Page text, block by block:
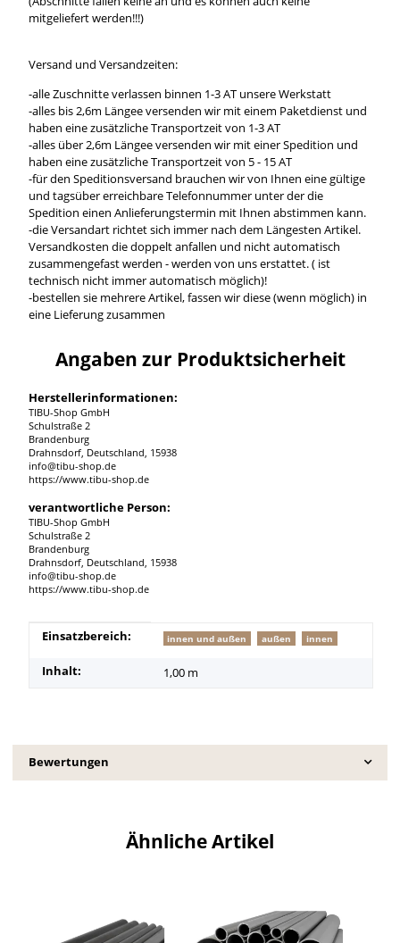
mitgeliefert werden!!!)
Versand und Versandzeiten:
-alle Zuschnitte verlassen binnen 1-3 AT unsere Werkstatt
-alles bis 2,6m Längee versenden wir mit einem Paketdienst und
haben eine zusätzliche Transportzeit von 1-3 AT
-alles über 2,6m Längee versenden wir mit einer Spedition und
haben eine zusätzliche Transportzeit von 5 - 15 AT
-für den Speditionsversand brauchen wir von Ihnen eine gültige
und tagsüber erreichbare Telefonnummer unter der die
Spedition einen Anlieferungstermin mit Ihnen abstimmen kann.
-die Versandart richtet sich immer nach dem Längesten Artikel.
Versandkosten die doppelt anfallen und nicht automatisch
zusammengefast werden - werden von uns erstattet. ( ist
technisch nicht immer automatisch möglich)!
-bestellen sie mehrere Artikel, fassen wir diese (wenn möglich) in
eine Lieferung zusammen
Angaben zur Produktsicherheit
Herstellerinformationen:
TIBU-Shop GmbH
Schulstraße 2
Brandenburg
Drahnsdorf, Deutschland, 15938
info@tibu-shop.de
https://www.tibu-shop.de
verantwortliche Person:
TIBU-Shop GmbH
Schulstraße 2
Brandenburg
Drahnsdorf, Deutschland, 15938
info@tibu-shop.de
https://www.tibu-shop.de
Produkteigenschaft
Wert
Einsatzbereich: innen und außen außen innen
Inhalt: 1,00 m
Bewertungen
Ähnliche Artikel